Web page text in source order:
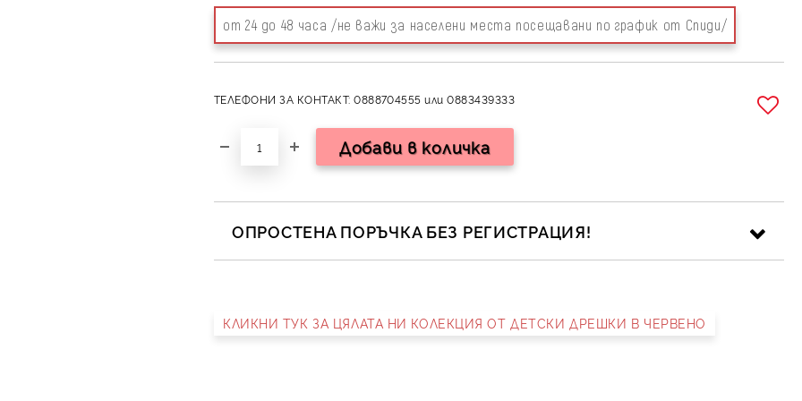
от 24 до 48 часа /не важи за населени места посещавани по график от Спиди/
ТЕЛЕФОНИ ЗА КОНТАКТ: 0888704555 или 0883439333
ОПРОСТЕНА ПОРЪЧКА БЕЗ РЕГИСТРАЦИЯ!
Съгласен съм сПолитика за личните данни
КЛИКНИ ТУК ЗА ЦЯЛАТА НИ КОЛЕКЦИЯ ОТ ДЕТСКИ ДРЕШКИ В ЧЕРВЕНО